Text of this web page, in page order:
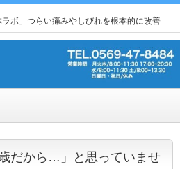
ボ」つらい痛みやしびれを根本的に改善
だから…」と思っていませ